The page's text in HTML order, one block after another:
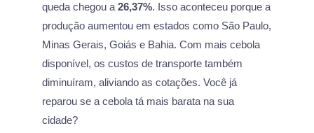
queda chegou a 26,37%. Isso aconteceu porque a
produção aumentou em estados como São Paulo,
Minas Gerais, Goiás e Bahia. Com mais cebola
disponível, os custos de transporte também
diminuíram, aliviando as cotações. Você já
reparou se a cebola tá mais barata na sua
cidade?